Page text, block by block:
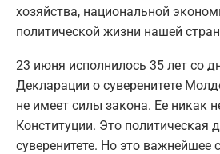
хозяйства, национальной
политической жизни нашей
23 июня исполнилось 35 лет со
Декларации о суверенитете
не имеет силы закона. Ее никак
Конституции. Это политическая
суверенитете. Но это важнейшее